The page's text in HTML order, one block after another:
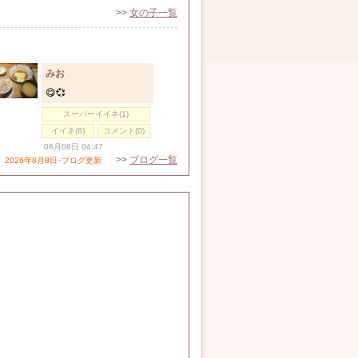
>> 女の子一覧
みお
😋💞
スーパーイイネ(1)
イイネ(6)
コメント(0)
08月08日 04:47
2026年8月8日･ブログ更新
>> ブログ一覧